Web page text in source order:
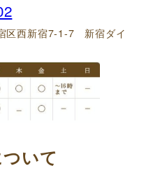
区西新宿7-1-7 新宿ダイ
いて